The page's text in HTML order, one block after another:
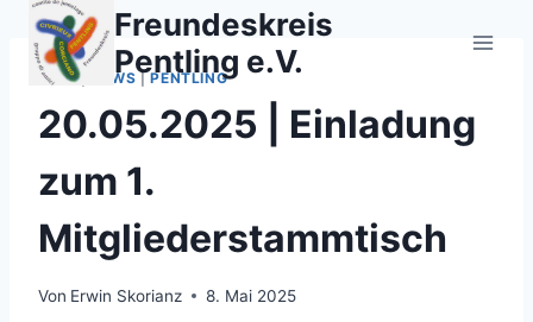
Zum
Inhalt
springen
Freundeskreis
Pentling e.V.
2025| NEWS |PENTLING
20.05.2025 | Einladung
zum 1.
Mitgliederstammtisch
Von Erwin Skorianz 8. Mai 2025